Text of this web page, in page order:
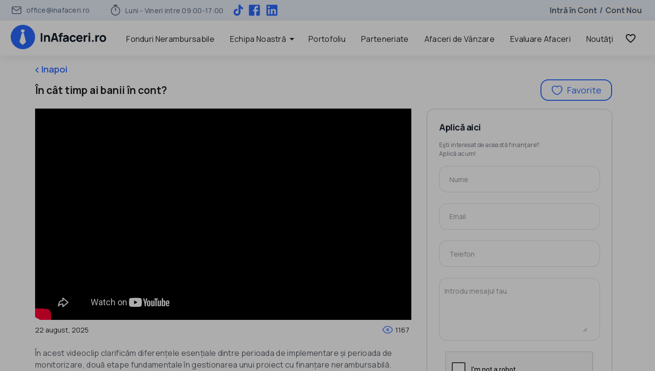
office@inafaceri.ro Luni - Vineri intre 09:00-17:00 Intră în Cont / Cont Nou
Fonduri Nerambursabile Echipa Noastră arrow_drop_down Portofoliu Parteneriate Afaceri de Vânzare Evaluare Afaceri Noutăţi favorite_border
keyboard_arrow_leftInapoi
În cât timp ai banii în cont? Favorite
22 august, 2025 1167
În acest videoclip clarificăm diferențele esențiale dintre perioada de implementare și perioada de
monitorizare, două etape fundamentale în gestionarea unui proiect cu finanțare nerambursabilă.
Aplică aici
Eşti interesat de această finanţare?
Aplică acum!